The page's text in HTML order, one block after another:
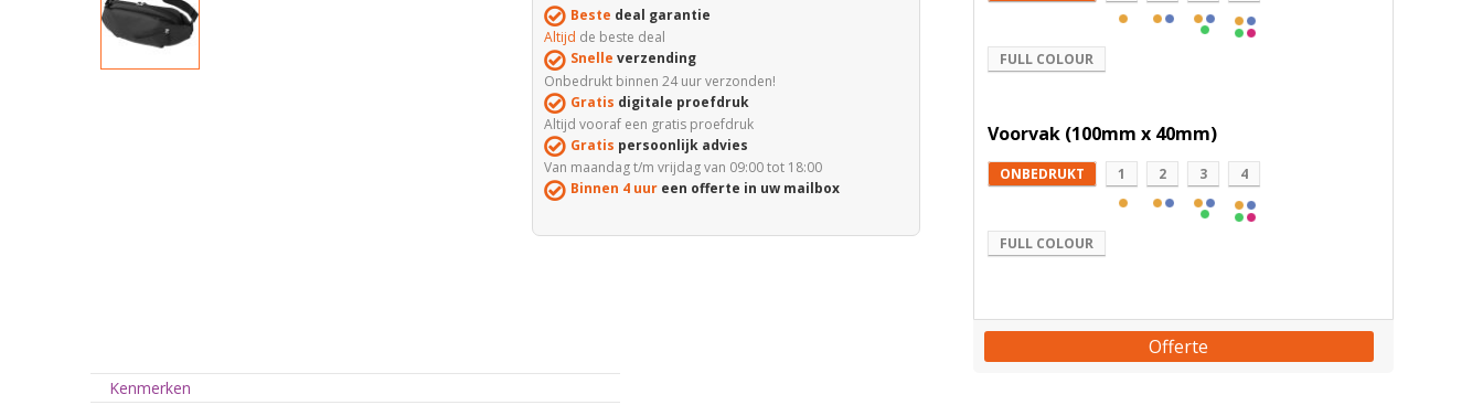
Beste deal garantie
Altijd de beste deal
Snelle verzending
Onbedrukt binnen 24 uur verzonden!
Gratis digitale proefdruk
Altijd vooraf een gratis proefdruk
Gratis persoonlijk advies
Van maandag t/m vrijdag van 09:00 tot 18:00
Binnen 4 uureen offerte in uw mailbox
FULL COLOUR
Voorvak (100mm x 40mm)
ONBEDRUKT 1 2 3 4
FULL COLOUR
Offerte
Kenmerken